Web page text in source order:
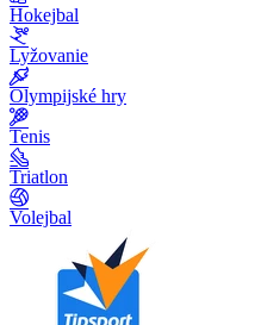
Hokejbal
Lyžovanie
Olympijské hry
Tenis
Triatlon
Volejbal